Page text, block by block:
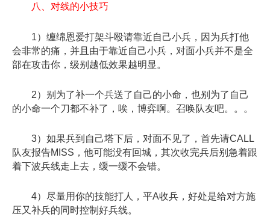
八、对线的小技巧
1）缠绵恩爱打架斗殴请靠近自己小兵，因为兵打他
会非常的痛，并且由于靠近自己小兵，对面小兵并不是全
部在攻击你，级别越低效果越明显。
2）别为了补一个兵送了自己的小命，也别为了自己
的小命一个刀都不补了，唉，博弈啊。召唤队友吧。。。
3）如果兵到自己塔下后，对面不见了，首先请CALL
队友报告MISS，他可能没有回城，其次收完兵后别急着跟
着下波兵线走上去，缓一缓不会错。
4）尽量用你的技能打人，平A收兵，好处是给对方施
压又补兵的同时控制好兵线。